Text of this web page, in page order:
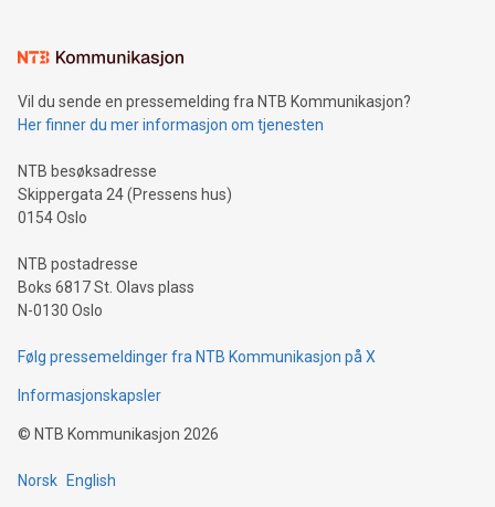
Vil du sende en pressemelding fra NTB Kommunikasjon?
Her finner du mer informasjon om tjenesten
NTB besøksadresse
Skippergata 24 (Pressens hus)
0154 Oslo
NTB postadresse
Boks 6817 St. Olavs plass
N-0130 Oslo
Følg pressemeldinger fra NTB Kommunikasjon på X
Informasjonskapsler
© NTB Kommunikasjon 2026
Norsk English